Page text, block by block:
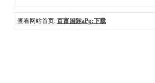
查看网站首页: 百富国际aPp:下载